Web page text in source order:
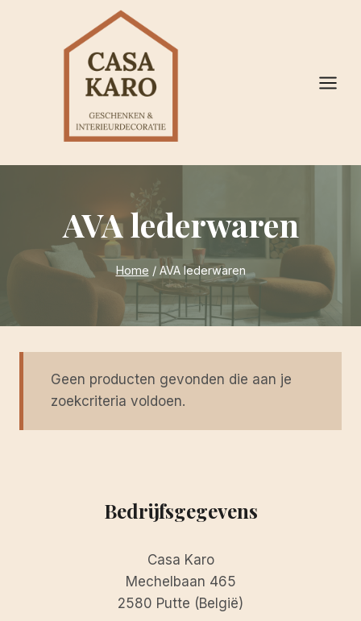
AVA lederwaren
Home / AVA lederwaren
Geen producten gevonden die aan je
zoekcriteria voldoen.
Bedrijfsgegevens
Casa Karo
Mechelbaan 465
2580 Putte (België)